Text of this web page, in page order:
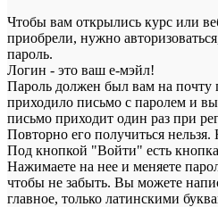
Чтобы вам открылись курс или
приобрели, нужно
пароль.
Логин - это ваш е-мэйл!
Пароль должен был вам на
приходило письмо с паролем и
письмо приходит один раз при
Повторно его получиться
Под кнопкой "Войти" есть
Нажимаете на нее и меняете
чтобы не забыть. Вы можете
главное, только латинскими